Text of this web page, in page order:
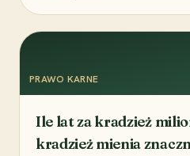
PRAWO KARNE
Ile lat za kradzież
kradzież mienia